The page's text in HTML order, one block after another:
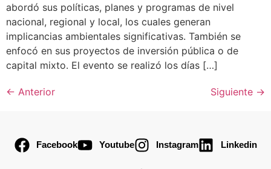
abordó sus políticas, planes y programas de nivel
nacional, regional y local, los cuales generan
implicancias ambientales significativas. También se
enfocó en sus proyectos de inversión pública o de
capital mixto. El evento se realizó los días […]
← Anterior Siguiente →
Facebook Youtube Instagram Linkedin